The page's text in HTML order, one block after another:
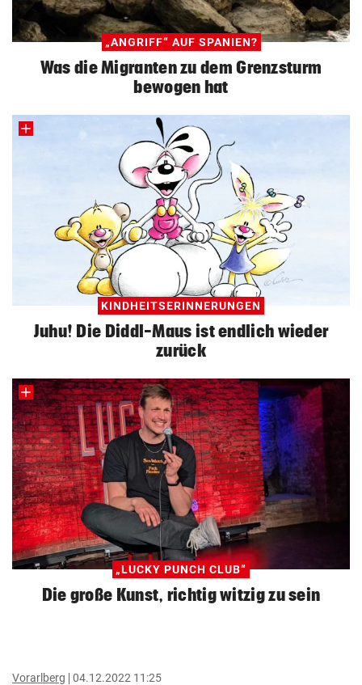
„ANGRIFF“ AUF SPANIEN?
Was die Migranten zu dem Grenzsturm
bewogen hat
KINDHEITSERINNERUNGEN
Juhu! Die Diddl-Maus ist endlich wieder
zurück
„LUCKY PUNCH CLUB“
Die große Kunst, richtig witzig zu sein
Vorarlberg 04.12.2022 11:25